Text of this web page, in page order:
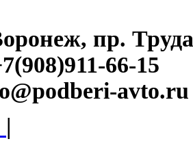
пр.
66-15
avto.ru
|